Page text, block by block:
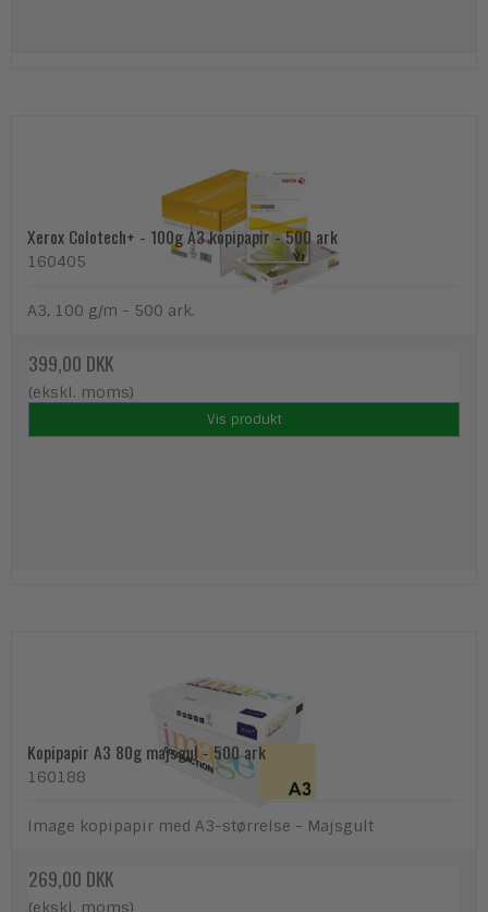
Xerox Colotech+ - 100g A3 kopipapir - 500 ark
160405
A3, 100 g/m - 500 ark.
399,00 DKK
(ekskl. moms)
Vis produkt
Kopipapir A3 80g majsgul - 500 ark
160188
Image kopipapir med A3-størrelse - Majsgult
269,00 DKK
(ekskl. moms)